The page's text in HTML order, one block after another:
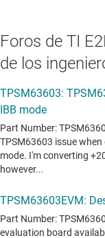
Foros de TI
de los